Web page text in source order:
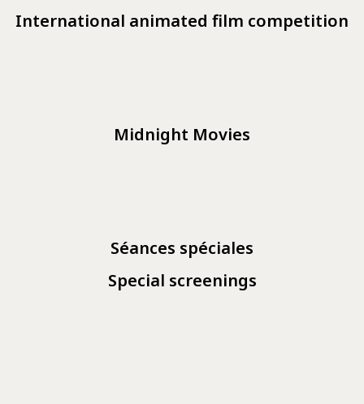
International animated film competition
Midnight Movies
Séances spéciales
Special screenings